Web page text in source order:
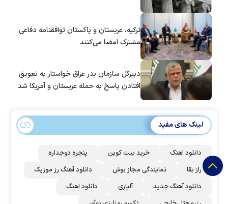
ترکیه، عربستان و پاکستان توافقنامه دفاعی
مشترک امضا می‌کنند
دبیرکل سازمان بدر عراق خواستار به تعویق
افتادن پاسخ به حمله عربستان و آمریکا شد
لینک های مفید
دانلود اهنگ خرید بیت کوین
پنجره دوجداره
راز بقا
نمایندگی مجاز بوش
دانلود آهنگ رز‌ موزیک
دانلود آهنگ جدید
آلپاری
دانلود اهنگ